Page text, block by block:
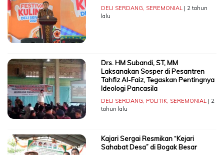
DELI SERDANG, SEREMONIAL| 2 tahun
lalu
Drs. HM Subandi, ST, MM
Laksanakan Sosper di Pesantren
Tahfiz Al-Faiz, Tegaskan Pentingnya
Ideologi Pancasila
DELI SERDANG, POLITIK, SEREMONIAL| 2
tahun lalu
Kajari Sergai Resmikan “Kejari
Sahabat Desa” di Bogak Besar